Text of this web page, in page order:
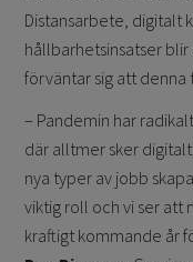
Distansarbete, digitalt
hållbarhetsinsatser blir
förväntar sig att
– Pandemin har
där alltmer sker
nya typer av jobb
viktig roll och vi ser
kraftigt kommande år